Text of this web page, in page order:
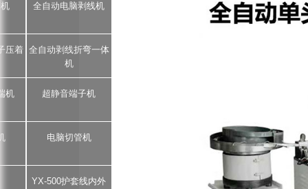
全自动电脑剥线机
压着 全自动剥线折弯一体
机
机 超静音端子机
电脑切管机
YX-500护套线内外